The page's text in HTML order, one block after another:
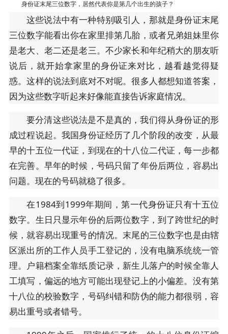
身份证末尾三位数字，居然代表你是第几个出生的孩子？
这些说法中有一种特别吸引人，那就是身份证末尾
三位数字能看出你在家里排第几胎，或者兄弟姐妹里你
是老大、老二还是老三。不少家长和年纪稍大的朋友听
说后，就开始拿家里的身份证来对比，越看越觉得疑
惑。这样的说法到底对不对呢。很多人都想知道答案，
因为这些数字听起来好像能直接告诉家庭情况。
要分清这些说法是不是真的，我们得从身份证的形
成过程说起。我国身份证经历了几个阶段的改变，从最
早的十五位一代证，到现在的十八位二代证，每一步都
在完善。早年的时候，号码只留了年份后两位，容易出
问题。现在的号码就稳了很多。
在1984到1999年期间，第一代身份证只有十五位
数字。生日只显示年份的后两位数字，到了跨世纪的时
候，就容易出现重号的情况。末尾的三位数字也是由辖
区派出所的工作人员手工登记的，没有电脑系统统一管
理。户籍档案全靠纸质记录，新生儿落户的时候全靠人
工填写，偏远的地方可能出现登记上的小偏差。没有第
十八位的校验数字，号码纠错和防伪的能力都很弱，容
易出重号或者错号。